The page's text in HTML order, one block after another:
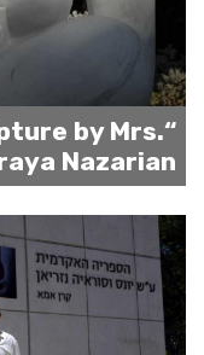
by Mrs.
Nazarian